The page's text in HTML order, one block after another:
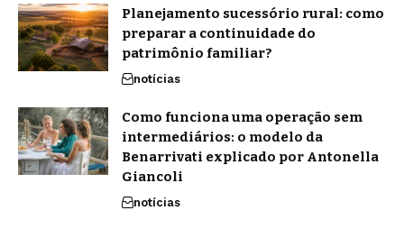
Planejamento sucessório rural: como
preparar a continuidade do
patrimônio familiar?
notícias
Como funciona uma operação sem
intermediários: o modelo da
Benarrivati explicado por Antonella
Giancoli
notícias